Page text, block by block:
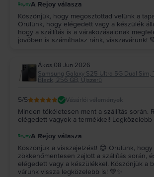
A Rejoy válasza
Köszönjük, hogy megosztottad velünk a
Örülünk, hogy elégedett vagy a készülék
hogy a szállítás is a várakozásaidnak
jövőben is számíthatsz ránk, visszavárunk!
Ákos,08 Jun 2026
Samsung Galaxy S25 Ultra 5G Dual Sim,
Black, 256 GB, Újszerű
5/5 Vásárlói vélemények
Minden tökéletesen ment a szállítás során.
elégedett vagyok a termékkel! Legközelebb
A Rejoy válasza
Köszönjük a visszajelzést! 😊 Örülünk,
zökkenőmentesen zajlott a szállítás során,
elégedett vagy a készülékkel. Köszönjük a
várunk vissza legközelebb is! 💚✨